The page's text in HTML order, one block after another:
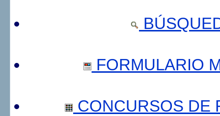
FORMULARIO
CONCURSOS DE